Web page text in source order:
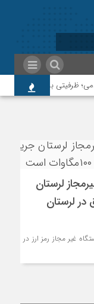
لرستان
لرستان
غیر مجاز رمز ارز در